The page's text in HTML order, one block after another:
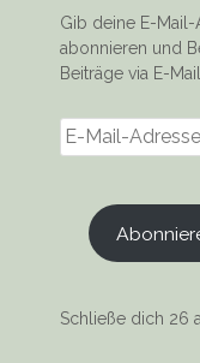
Gib deine E-
abonnieren und
Beiträge via E-
E-
Mail-
Schließe dich 26